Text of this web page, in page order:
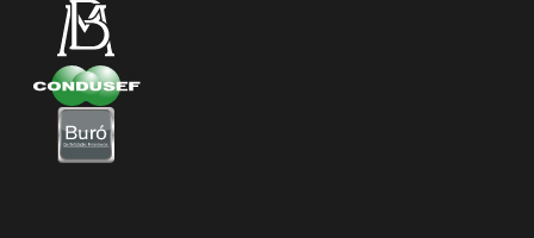
Klarfest - Día de las Madres 2026
Compra Mínima Klar Plus - SplitK 0% - Cashback
Starbucks 50% - Cashback 20% Décima Compra
Términos y Condiciones - Cashback Primera Compra
en Apple Pay
Términos y Condiciones - Mastercard te lleva a la